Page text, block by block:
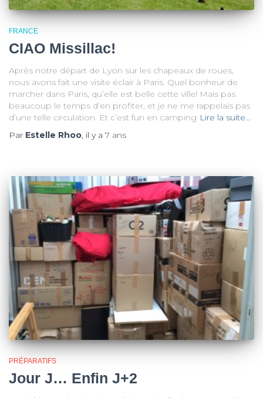
FRANCE
CIAO Missillac!
Après notre départ de Lyon sur les chapeaux de roues,
nous avons fait une visite éclair à Paris. Quel bonheur de
marcher dans Paris, qu’elle est belle cette ville! Mais pas
beaucoup le temps d’en profiter, et je ne me rappelais pas
d’une telle circulation. Et c’est fun en camping Lire la suite…
Par Estelle Rhoo, il y a 7 ans
PRÉPARATIFS
Jour J… Enfin J+2